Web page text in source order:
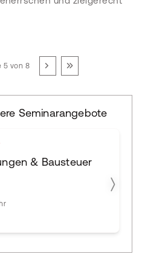
5 von 8
Seminarangebote
& Bausteuer